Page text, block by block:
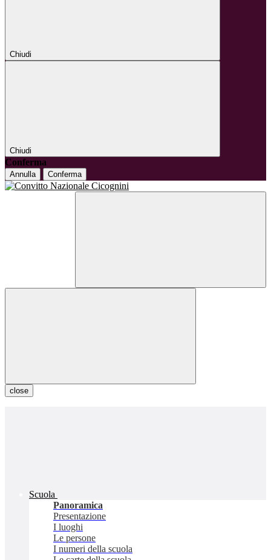
Chiudi
Chiudi
Conferma
Annulla Conferma
close
Scuola
Panoramica
Presentazione
I luoghi
Le persone
I numeri della scuola